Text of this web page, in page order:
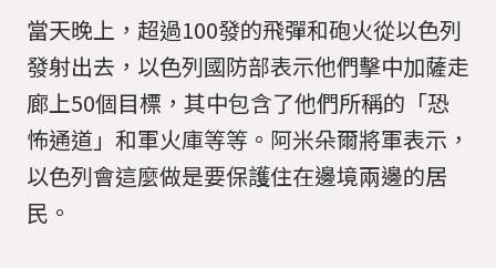
當天晚上，超過100發的飛彈和砲火從以色列
發射出去，以色列國防部表示他們擊中加薩走
廊上50個目標，其中包含了他們所稱的「恐
怖通道」和軍火庫等等。阿米朵爾將軍表示，
以色列會這麼做是要保護住在邊境兩邊的居
民。